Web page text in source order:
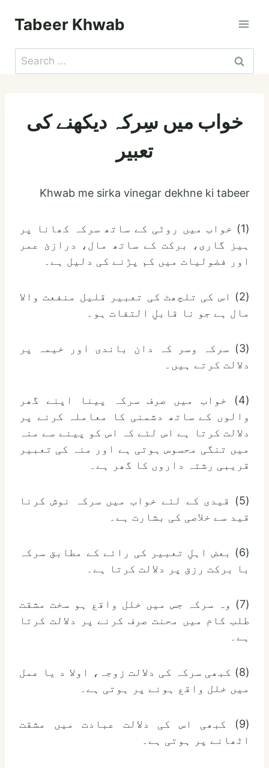
Tabeer Khwab
Search
for:
خواب میں سِرکہ دیکھنے کی
تعبیر
Khwab me sirka vinegar dekhne ki tabeer
(1) خواب میں روٹی کے ساتھ سرکہ کھانا پر
ہیز گاری، برکت کے ساتھ مال، درازئ عمر
اور فضولیات میں کم پڑنے کی دلیل ہے۔
(2) اس کی تلچھٹ کی تعبیر قلیل منفعت والا
مال ہے جو نا قابلِ التفات ہو۔
(3) سرکہ وسر کہ دان باندی اور خیمہ پر
دلالت کرتے ہیں۔
(4) خواب میں صرف سرکہ پینا اپنے گھر
والوں کے ساتھ دشمنی کا معاملہ کرنے پر
دلالت کرتا ہے اس لئے کہ اس کو پینے سے منہ
میں تنگی محسوس ہوتی ہے اور منہ کی تعبیر
قریبی رشتہ داروں کا گھر ہے۔
(5) قیدی کے لئے خواب میں سرکہ نوش کرنا
قید سے خلاصی کی بشارت ہے۔
(6) بعض اہلِ تعبیر کی رائے کے مطابق سرکہ
با برکت رزق پر دلالت کرتا ہے۔
(7) وہ سرکہ جس میں خلل واقع ہو سخت مشقت
طلب کام میں محنت صرف کرنے پر دلالت کرتا
ہے۔
(8) کبھی سرکہ کی دلالت زوجہ، اولا د یا عمل
میں خلل واقع ہونے پر ہوتی ہے۔
(9) کبھی اس کی دلالت عبادت میں مشقت
اٹھانے پر ہوتی ہے۔